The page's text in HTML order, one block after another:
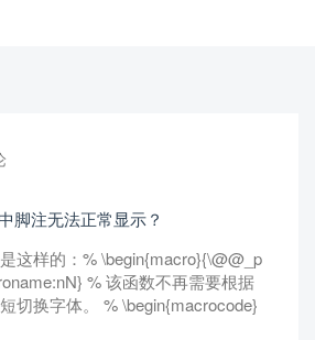
脚注无法正常显示？
这样的：% \begin{macro}{\@@_p
% 该函数不再需要根据
切换字体。 % \begin{macrocode}